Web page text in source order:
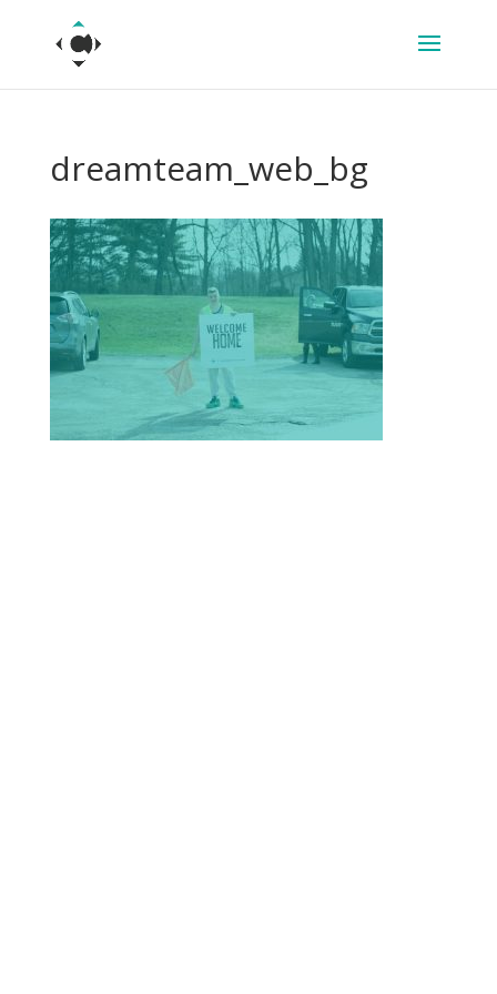
dreamteam_web_bg